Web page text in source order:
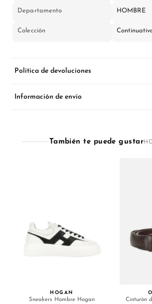
Departamento HOMBRE
Colección
Política de devoluciones
Información de envío
También te puede gustar
HOGAN
Sneakers Hombre Hogan
Cinturón